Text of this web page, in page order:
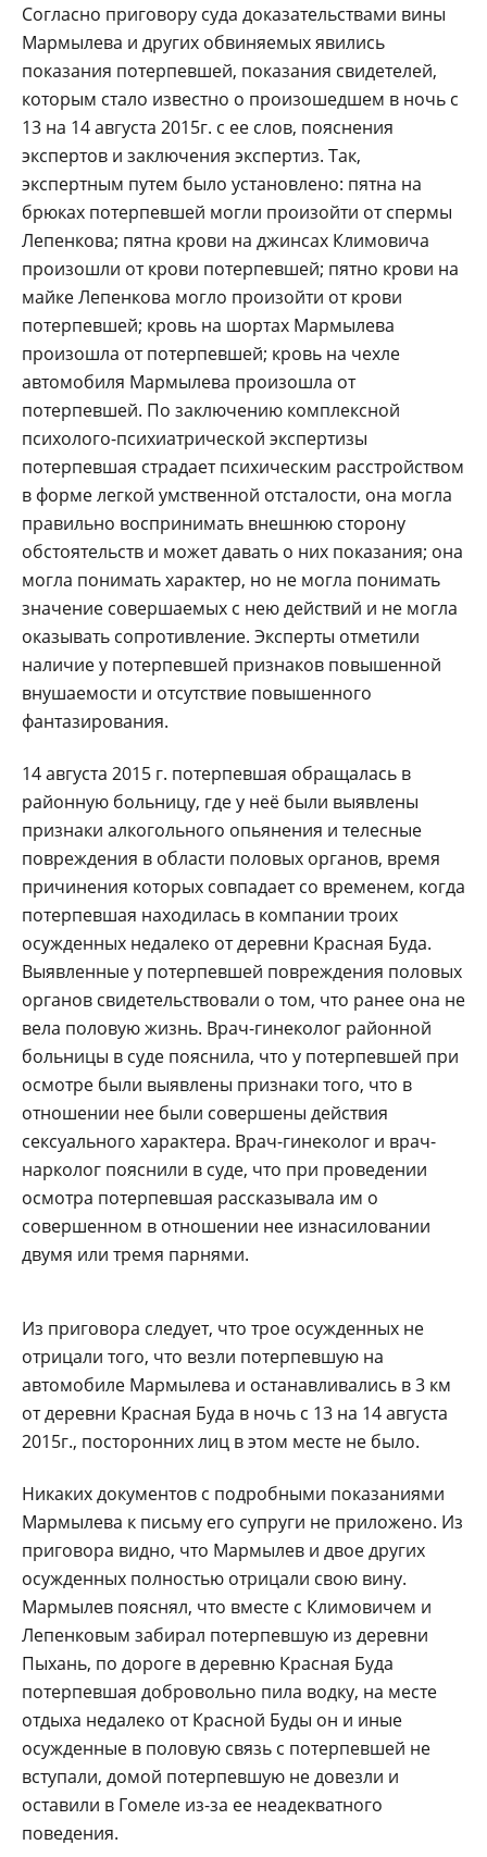
Согласно приговору суда доказательствами вины
Мармылева и других обвиняемых явились
показания потерпевшей, показания свидетелей,
которым стало известно о произошедшем в ночь с
13 на 14 августа 2015г. с ее слов, пояснения
экспертов и заключения экспертиз. Так,
экспертным путем было установлено: пятна на
брюках потерпевшей могли произойти от спермы
Лепенкова; пятна крови на джинсах Климовича
произошли от крови потерпевшей; пятно крови на
майке Лепенкова могло произойти от крови
потерпевшей; кровь на шортах Мармылева
произошла от потерпевшей; кровь на чехле
автомобиля Мармылева произошла от
потерпевшей. По заключению комплексной
психолого-психиатрической экспертизы
потерпевшая страдает психическим расстройством
в форме легкой умственной отсталости, она могла
правильно воспринимать внешнюю сторону
обстоятельств и может давать о них показания; она
могла понимать характер, но не могла понимать
значение совершаемых с нею действий и не могла
оказывать сопротивление. Эксперты отметили
наличие у потерпевшей признаков повышенной
внушаемости и отсутствие повышенного
фантазирования.
14 августа 2015 г. потерпевшая обращалась в
районную больницу, где у неё были выявлены
признаки алкогольного опьянения и телесные
повреждения в области половых органов, время
причинения которых совпадает со временем, когда
потерпевшая находилась в компании троих
осужденных недалеко от деревни Красная Буда.
Выявленные у потерпевшей повреждения половых
органов свидетельствовали о том, что ранее она не
вела половую жизнь. Врач-гинеколог районной
больницы в суде пояснила, что у потерпевшей при
осмотре были выявлены признаки того, что в
отношении нее были совершены действия
сексуального характера. Врач-гинеколог и врач-
нарколог пояснили в суде, что при проведении
осмотра потерпевшая рассказывала им о
совершенном в отношении нее изнасиловании
двумя или тремя парнями.
Из приговора следует, что трое осужденных не
отрицали того, что везли потерпевшую на
автомобиле Мармылева и останавливались в 3 км
от деревни Красная Буда в ночь с 13 на 14 августа
2015г., посторонних лиц в этом месте не было.
Никаких документов с подробными показаниями
Мармылева к письму его супруги не приложено. Из
приговора видно, что Мармылев и двое других
осужденных полностью отрицали свою вину.
Мармылев пояснял, что вместе с Климовичем и
Лепенковым забирал потерпевшую из деревни
Пыхань, по дороге в деревню Красная Буда
потерпевшая добровольно пила водку, на месте
отдыха недалеко от Красной Буды он и иные
осужденные в половую связь с потерпевшей не
вступали, домой потерпевшую не довезли и
оставили в Гомеле из-за ее неадекватного
поведения.